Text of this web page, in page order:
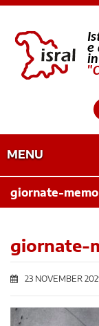
MENU
giornate-
giornate-
23 NOVEMBER